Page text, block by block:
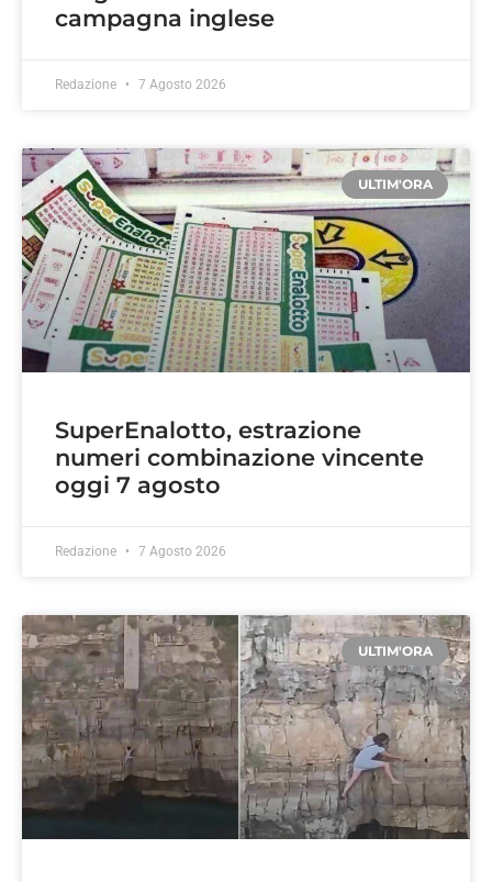
campagna inglese
Redazione 7 Agosto 2026
ULTIM'ORA
SuperEnalotto, estrazione
numeri combinazione vincente
oggi 7 agosto
Redazione 7 Agosto 2026
ULTIM'ORA